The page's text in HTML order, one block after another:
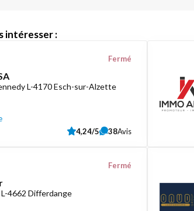
intéresser :
L-4170 Esch-sur-Alzette
Fermé
4,24/5 38Avis
4662 Differdange
Fermé